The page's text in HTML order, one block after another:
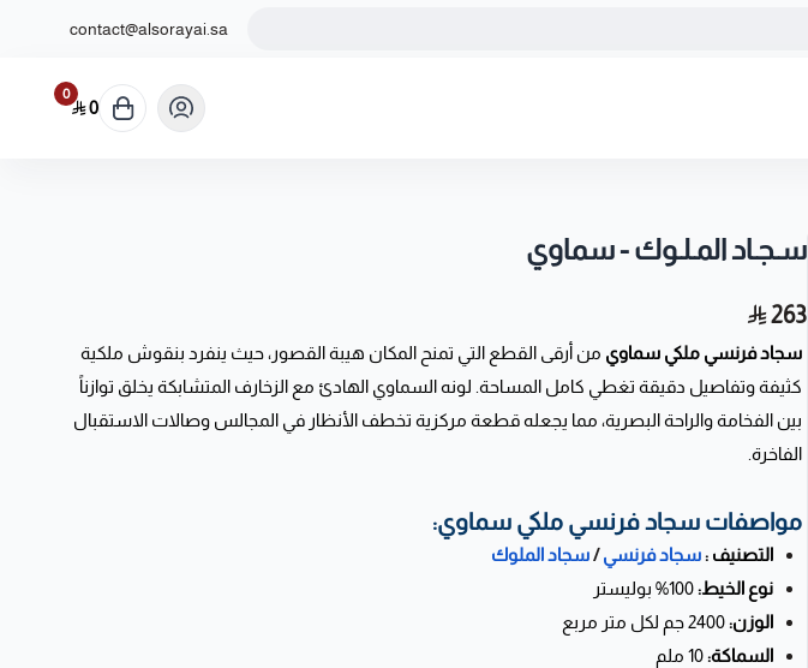
contact@alsorayai.sa
0
0
سـجـاد المـلـوك - سماوي
263
سجاد فرنسي ملكي سماوي من أرقى القطع التي تمنح المكان هيبة القصور، حيث ينفرد بنقوش ملكية
كثيفة وتفاصيل دقيقة تغطي كامل المساحة. لونه السماوي الهادئ مع الزخارف المتشابكة يخلق توازناً
بين الفخامة والراحة البصرية، مما يجعله قطعة مركزية تخطف الأنظار في المجالس وصالات الاستقبال
الفاخرة.
مواصفات سجاد فرنسي ملكي سماوي:
التصنيف :سجاد فرنسي/سجاد الملوك
نوع الخيط:100% بوليستر
الوزن:2400 جم لكل متر مربع
السماكة:10 ملم